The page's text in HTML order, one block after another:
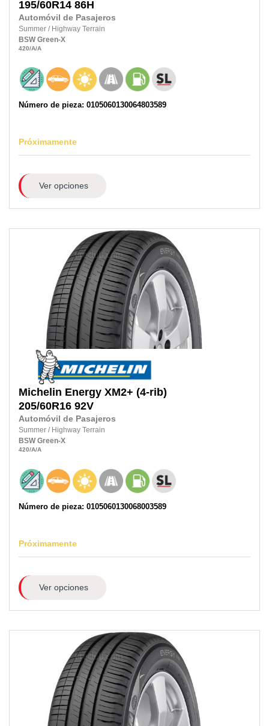
195/60R14 86H
Automóvil de Pasajeros
Summer / Highway Terrain
BSW Green-X
420/A/A
Número de pieza: 0105060130064803589
Próximamente
Ver opciones
Michelin Energy XM2+ (4-rib)
205/60R16 92V
Automóvil de Pasajeros
Summer / Highway Terrain
BSW Green-X
420/A/A
Número de pieza: 0105060130068003589
Próximamente
Ver opciones